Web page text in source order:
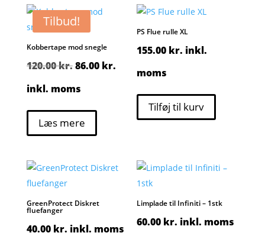
Tilbud!
Kobbertape mod snegle
120.00kr.Den
oprindelige
pris
var:
86.00 kr.Den
inkl. moms
Læs mere
PS Flue rulle XL
155.00 kr. inkl.
moms
Tilføj til kurv
GreenProtect Diskret
fluefanger
40.00 kr. inkl. moms
Limplade til Infiniti – 1stk
60.00 kr. inkl. moms